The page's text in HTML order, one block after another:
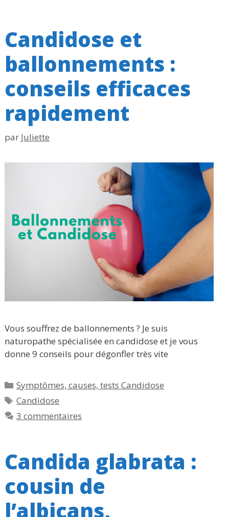
Candidose et
ballonnements :
conseils efficaces
rapidement
par Juliette
Vous souffrez de ballonnements ? Je suis
naturopathe spécialisée en candidose et je vous
donne 9 conseils pour dégonfler très vite
Catégories
Symptômes, causes, tests Candidose
Étiquettes
Candidose
3 commentaires
Candida glabrata :
cousin de
l’albicans,